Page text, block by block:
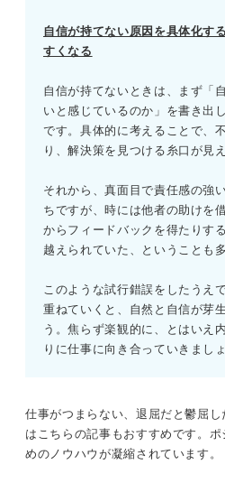
自信が持てない原因を具体化す
すくなる
自信が持てないときは、まず「
いと感じているのか」を書き出
です。具体的に考えることで、
り、解決策を見つける糸口が見
それから、真面目で責任感の強
ちですが、時には他者の助けを
からフィードバックを得たりす
越えられていた、ということも
このような試行錯誤をしたうえ
重ねていくと、自然と自信が芽
う。焦らず楽観的に、とはいえ
りに仕事に向き合っていきまし
仕事がつまらない、退屈だと鬱屈
はこちらの記事もおすすめです。
めのノウハウが凝縮されています。